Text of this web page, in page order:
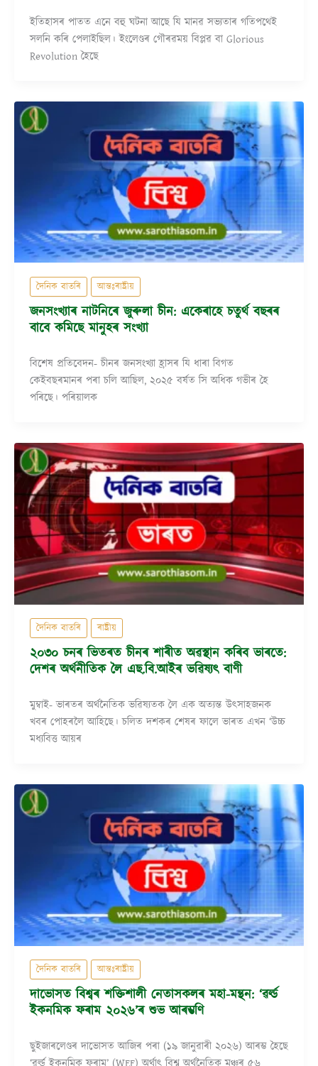
ইতিহাসৰ পাতত এনে বহু ঘটনা আছে যি মানৱ সভ্যতাৰ গতিপথেই
সলনি কৰি পেলাইছিল। ইংলেণ্ডৰ গৌৰৱময় বিপ্লৱ বা Glorious
Revolution হৈছে
দৈনিক বাতৰি আন্তঃৰাষ্ট্ৰীয়
জনসংখ্যাৰ নাটনিৰে জুৰুলা চীন: একেৰাহে চতুৰ্থ বছৰৰ
বাবে কমিছে মানুহৰ সংখ্যা
বিশেষ প্ৰতিবেদন- চীনৰ জনসংখ্যা হ্ৰাসৰ যি ধাৰা বিগত
কেইবছৰমানৰ পৰা চলি আছিল, ২০২৫ বৰ্ষত সি অধিক গভীৰ হৈ
পৰিছে। পৰিয়ালক
দৈনিক বাতৰি ৰাষ্ট্ৰীয়
২০৩০ চনৰ ভিতৰত চীনৰ শাৰীত অৱস্থান কৰিব ভাৰতে:
দেশৰ অৰ্থনীতিক লৈ এছ.বি.আইৰ ভৱিষ্যৎ বাণী
মুম্বাই- ভাৰতৰ অৰ্থনৈতিক ভৱিষ্যতক লৈ এক অত্যন্ত উৎসাহজনক
খবৰ পোহৰলৈ আহিছে। চলিত দশকৰ শেষৰ ফালে ভাৰত এখন ‘উচ্চ
মধ্যবিত্ত আয়ৰ
দৈনিক বাতৰি আন্তঃৰাষ্ট্ৰীয়
দাভোসত বিশ্বৰ শক্তিশালী নেতাসকলৰ মহা-মন্থন: ‘ৱৰ্ল্ড
ইকনমিক ফৰাম ২০২৬’ৰ শুভ আৰম্ভণি
ছুইজাৰলেণ্ডৰ দাভোসত আজিৰ পৰা (১৯ জানুৱাৰী ২০২৬) আৰম্ভ হৈছে